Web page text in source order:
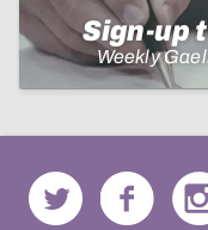
Sign-up
Weekly